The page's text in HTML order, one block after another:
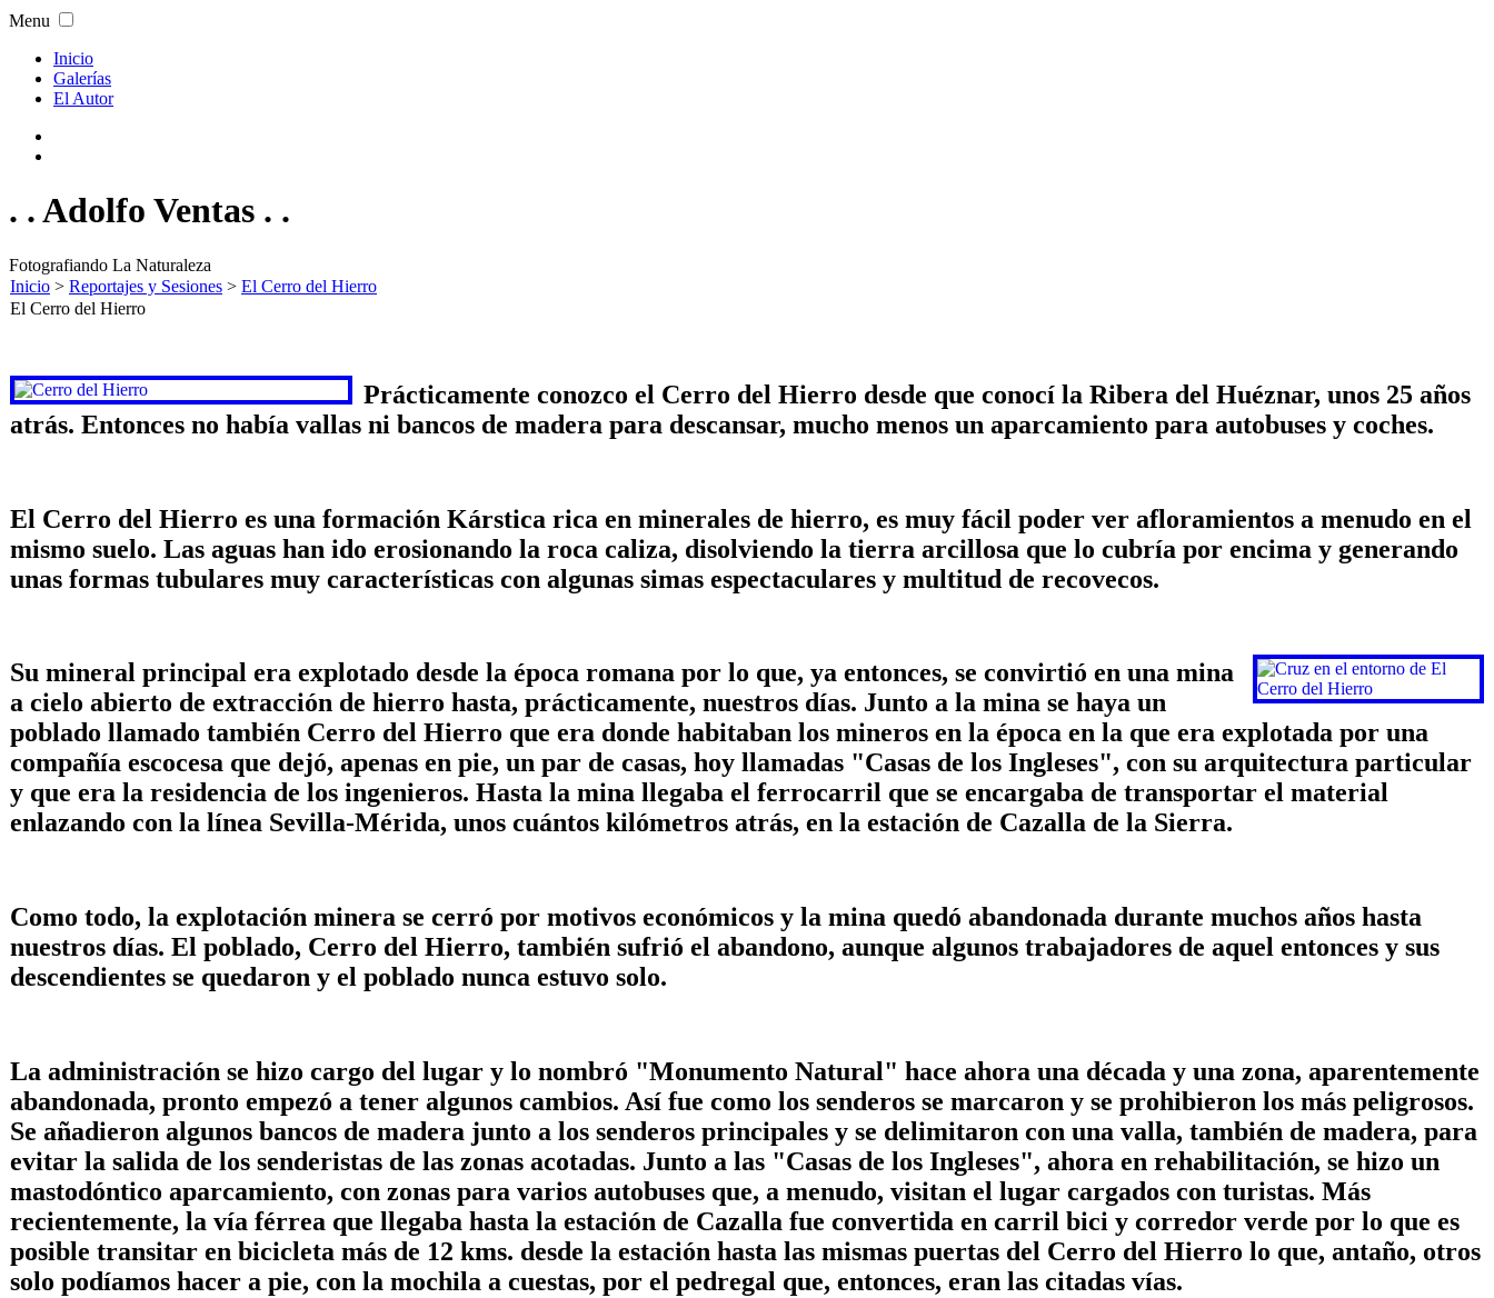
Menu
Inicio
Galerías
El Autor
. . Adolfo Ventas . .
Fotografiando La Naturaleza
Inicio > Reportajes y Sesiones > El Cerro del Hierro
El Cerro del Hierro
Prácticamente conozco el Cerro del Hierro desde que conocí la Ribera del Huéznar, unos 25 años
atrás. Entonces no había vallas ni bancos de madera para descansar, mucho menos un aparcamiento para autobuses y coches.
El Cerro del Hierro es una formación Kárstica rica en minerales de hierro, es muy fácil poder ver afloramientos a menudo en el
mismo suelo. Las aguas han ido erosionando la roca caliza, disolviendo la tierra arcillosa que lo cubría por encima y generando
unas formas tubulares muy características con algunas simas espectaculares y multitud de recovecos.
Su mineral principal era explotado desde la época romana por lo que, ya entonces, se convirtió en una mina
a cielo abierto de extracción de hierro hasta, prácticamente, nuestros días. Junto a la mina se haya un
poblado llamado también Cerro del Hierro que era donde habitaban los mineros en la época en la que era explotada por una
compañía escocesa que dejó, apenas en pie, un par de casas, hoy llamadas "Casas de los Ingleses", con su arquitectura particular
y que era la residencia de los ingenieros. Hasta la mina llegaba el ferrocarril que se encargaba de transportar el material
enlazando con la línea Sevilla-Mérida, unos cuántos kilómetros atrás, en la estación de Cazalla de la Sierra.
Como todo, la explotación minera se cerró por motivos económicos y la mina quedó abandonada durante muchos años hasta
nuestros días. El poblado, Cerro del Hierro, también sufrió el abandono, aunque algunos trabajadores de aquel entonces y sus
descendientes se quedaron y el poblado nunca estuvo solo.
La administración se hizo cargo del lugar y lo nombró "Monumento Natural" hace ahora una década y una zona, aparentemente
abandonada, pronto empezó a tener algunos cambios. Así fue como los senderos se marcaron y se prohibieron los más peligrosos.
Se añadieron algunos bancos de madera junto a los senderos principales y se delimitaron con una valla, también de madera, para
evitar la salida de los senderistas de las zonas acotadas. Junto a las "Casas de los Ingleses", ahora en rehabilitación, se hizo un
mastodóntico aparcamiento, con zonas para varios autobuses que, a menudo, visitan el lugar cargados con turistas. Más
recientemente, la vía férrea que llegaba hasta la estación de Cazalla fue convertida en carril bici y corredor verde por lo que es
posible transitar en bicicleta más de 12 kms. desde la estación hasta las mismas puertas del Cerro del Hierro lo que, antaño, otros
solo podíamos hacer a pie, con la mochila a cuestas, por el pedregal que, entonces, eran las citadas vías.